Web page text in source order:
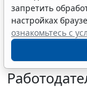
проверки знаний
Верховный Суд РФ
переплату пособия
запретить
настройках
ознакомьтесь с